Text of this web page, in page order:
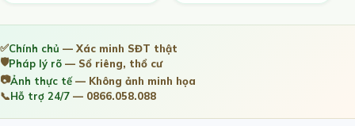
✅Chính chủ — Xác minh SĐT thật
🛡️Pháp lý rõ — Sổ riêng, thổ cư
📷Ảnh thực tế— Không ảnh minh họa
📞Hỗ trợ 24/7 — 0866.058.088